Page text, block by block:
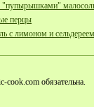
перцы
с лимоном и сельдереем
cook.com обязательна.